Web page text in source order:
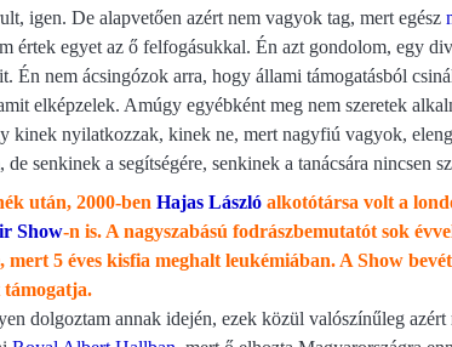
igen. De alapvetően azért nem vagyok tag, mert egész
értek egyet az ő felfogásukkal. Én azt gondolom, egy
Én nem ácsingózok arra, hogy állami támogatásból
elképzelek. Amúgy egyébként meg nem szeretek
kinek nyilatkozzak, kinek ne, mert nagyfiú vagyok,
senkinek a segítségére, senkinek a tanácsára nincsen
után, 2000-ben Hajas László alkotótársa volt a
Show-n is. A nagyszabású fodrászbemutatót sok
mert 5 éves kisfia meghalt leukémiában. A Show
támogatja.
dolgoztam annak idején, ezek közül valószínűleg azért